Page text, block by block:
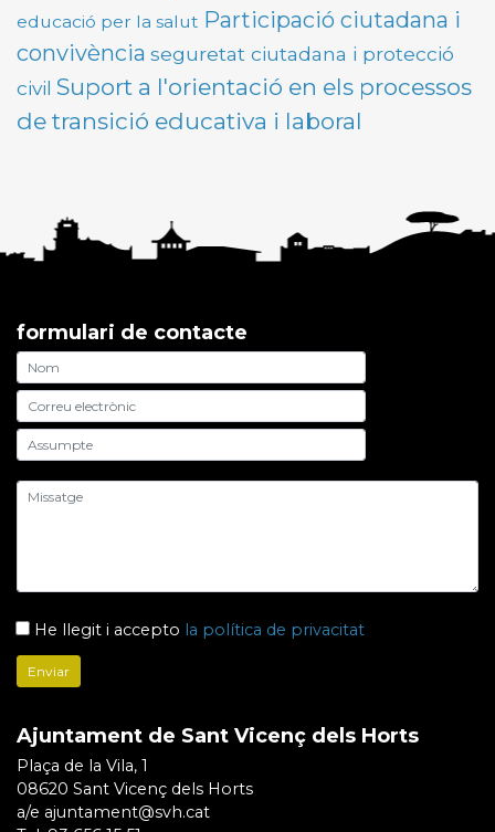
educació per la salut Participació ciutadana i
convivència seguretat ciutadana i protecció
civil Suport a l'orientació en els processos
de transició educativa i laboral
formulari de contacte
He llegit i accepto la política de privacitat
Ajuntament de Sant Vicenç dels Horts
Plaça de la Vila, 1
08620 Sant Vicenç dels Horts
a/e ajuntament@svh.cat